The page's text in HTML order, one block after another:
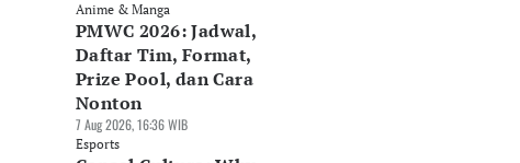
Anime & Manga
PMWC 2026: Jadwal,
Daftar Tim, Format,
Prize Pool, dan Cara
Nonton
7 Aug 2026, 16:36 WIB
Esports